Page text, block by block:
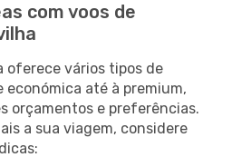
com voos de
oferece vários tipos de
económica até à premium,
orçamentos e preferências.
a sua viagem, considere